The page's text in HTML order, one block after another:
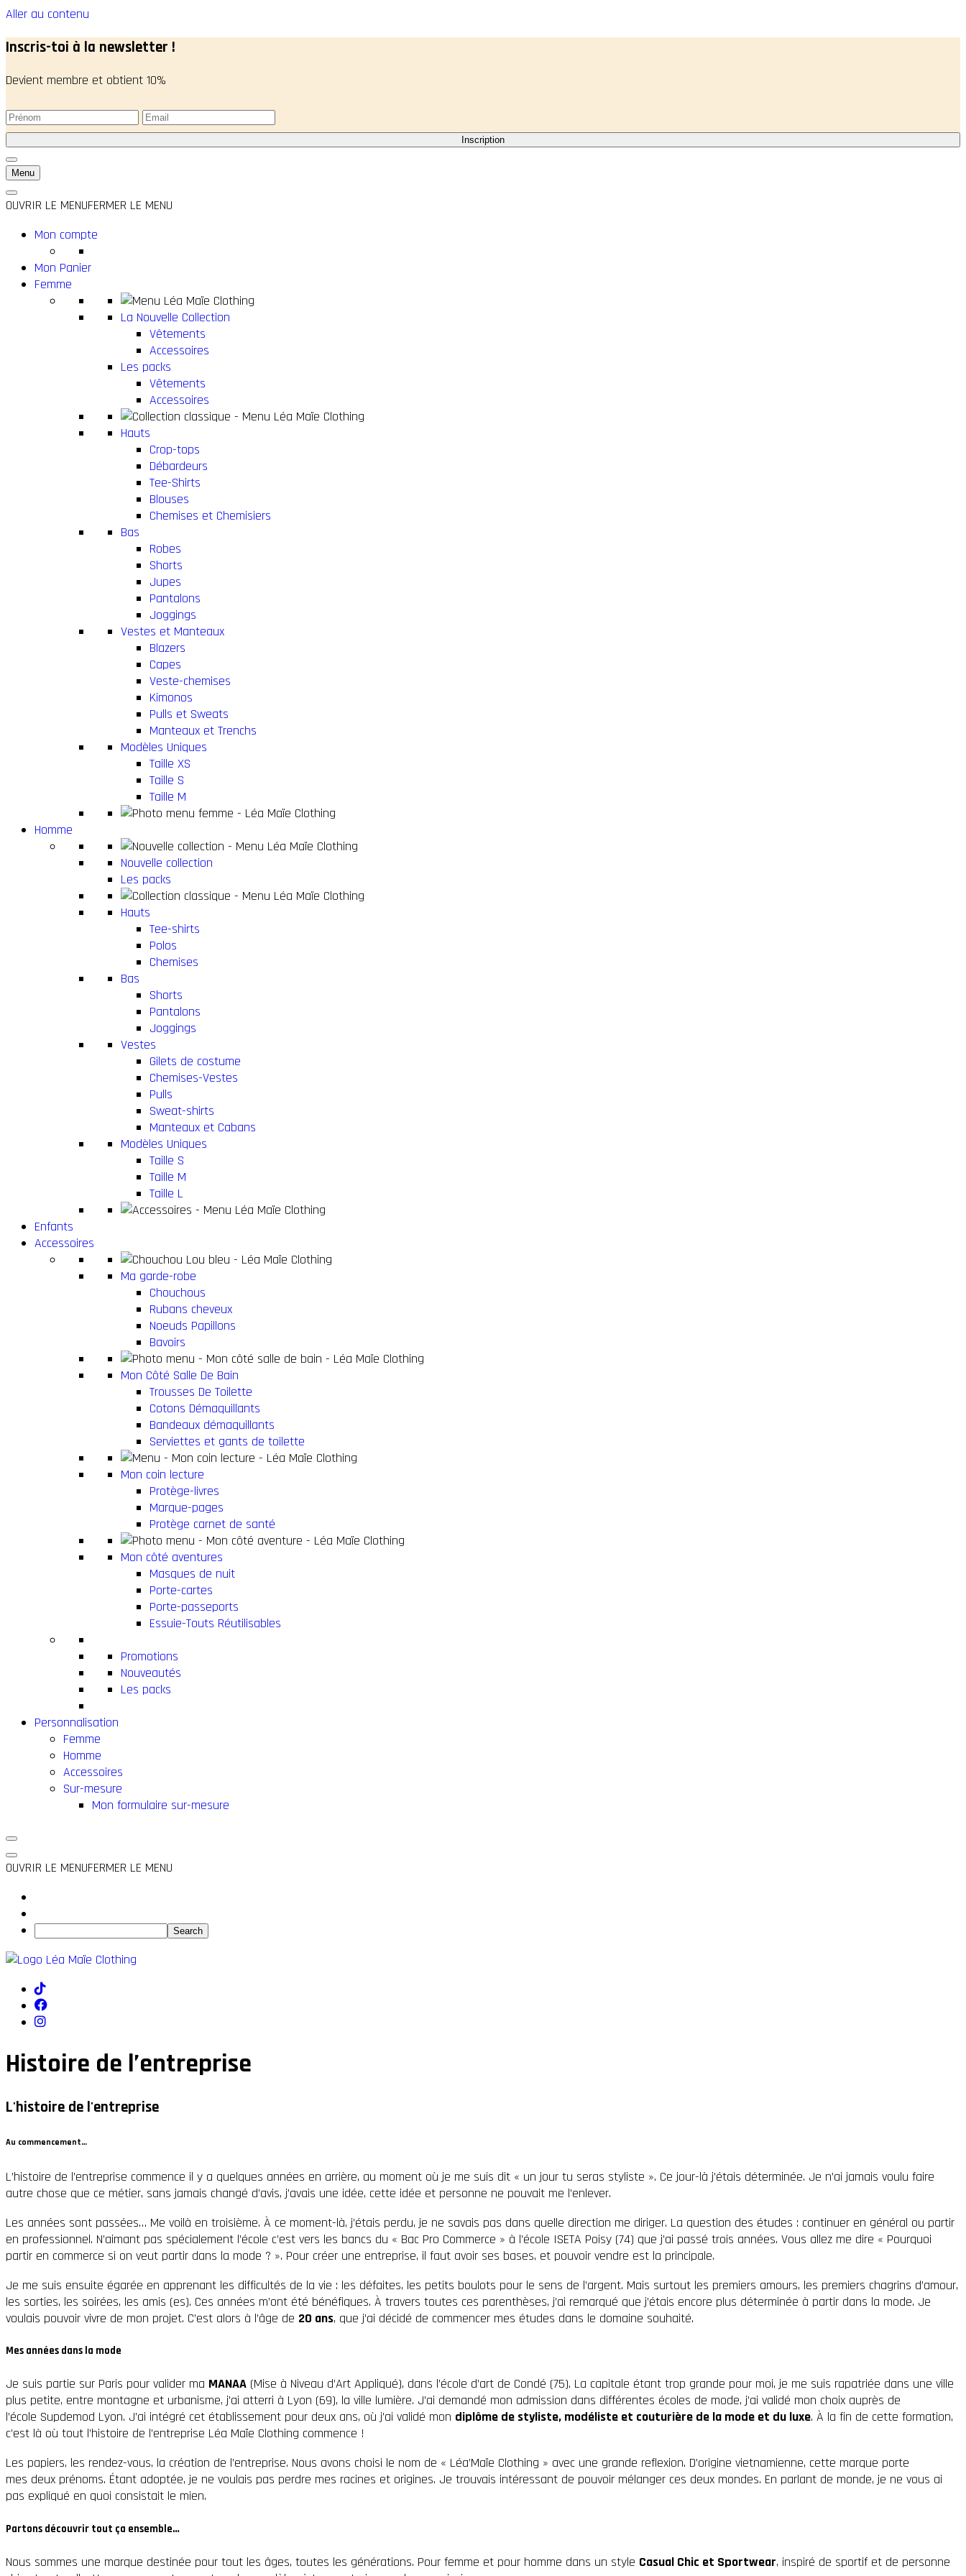
Aller au contenu
Inscris-toi à la newsletter !
Devient membre et obtient 10%
Menu
OUVRIR LE MENUFERMER LE MENU
Mon compte
Mon Panier
Femme
La Nouvelle Collection
Vêtements
Accessoires
Les packs
Vêtements
Accessoires
Hauts
Crop-tops
Débardeurs
Tee-Shirts
Blouses
Chemises et Chemisiers
Bas
Robes
Shorts
Jupes
Pantalons
Joggings
Vestes et Manteaux
Blazers
Capes
Veste-chemises
Kimonos
Pulls et Sweats
Manteaux et Trenchs
Modèles Uniques
Taille XS
Taille S
Taille M
Homme
Nouvelle collection
Les packs
Hauts
Tee-shirts
Polos
Chemises
Bas
Shorts
Pantalons
Joggings
Vestes
Gilets de costume
Chemises-Vestes
Pulls
Sweat-shirts
Manteaux et Cabans
Modèles Uniques
Taille S
Taille M
Taille L
Enfants
Accessoires
Ma garde-robe
Chouchous
Rubans cheveux
Noeuds Papillons
Bavoirs
Mon Côté Salle De Bain
Trousses De Toilette
Cotons Démaquillants
Bandeaux démaquillants
Serviettes et gants de toilette
Mon coin lecture
Protège-livres
Marque-pages
Protège carnet de santé
Mon côté aventures
Masques de nuit
Porte-cartes
Porte-passeports
Essuie-Touts Réutilisables
Promotions
Nouveautés
Les packs
Personnalisation
Femme
Homme
Accessoires
Sur-mesure
Mon formulaire sur-mesure
OUVRIR LE MENUFERMER LE MENU
Histoire de l’entreprise
L'histoire de l'entreprise
Au commencement…
L’histoire de l’entreprise commence il y a quelques années en arrière, au moment où je me suis dit « un jour tu seras styliste ». Ce jour-là j’étais déterminée. Je n’ai jamais voulu faire
autre chose que ce métier, sans jamais changé d’avis, j’avais une idée, cette idée et personne ne pouvait me l’enlever.
Les années sont passées… Me voilà en troisième. À ce moment-là, j’étais perdu, je ne savais pas dans quelle direction me diriger. La question des études : continuer en général ou partir
en professionnel. N’aimant pas spécialement l’école c’est vers les bancs du « Bac Pro Commerce » à l’école ISETA Poisy (74) que j’ai passé trois années. Vous allez me dire « Pourquoi
partir en commerce si on veut partir dans la mode ? ». Pour créer une entreprise, il faut avoir ses bases, et pouvoir vendre est la principale.
Je me suis ensuite égarée en apprenant les difficultés de la vie : les défaites, les petits boulots pour le sens de l’argent. Mais surtout les premiers amours, les premiers chagrins d’amour,
les sorties, les soirées, les amis (es). Ces années m’ont été bénéfiques. À travers toutes ces parenthèses, j’ai remarqué que j’étais encore plus déterminée à partir dans la mode. Je
voulais pouvoir vivre de mon projet. C’est alors à l’âge de 20 ans, que j’ai décidé de commencer mes études dans le domaine souhaité.
Mes années dans la mode
Je suis partie sur Paris pour valider ma MANAA (Mise à Niveau d’Art Appliqué), dans l’école d’art de Condé (75). La capitale étant trop grande pour moi, je me suis rapatriée dans une ville
plus petite, entre montagne et urbanisme, j’ai atterri à Lyon (69), la ville lumière. J’ai demandé mon admission dans différentes écoles de mode, j’ai validé mon choix auprès de
l’école Supdemod Lyon. J’ai intégré cet établissement pour deux ans, où j’ai validé mon diplôme de styliste, modéliste et couturière de la mode et du luxe. À la fin de cette formation,
c’est là où tout l’histoire de l’entreprise Léa Maïe Clothing commence !
Les papiers, les rendez-vous, la création de l’entreprise. Nous avons choisi le nom de « Léa’Maïe Clothing » avec une grande reflexion. D’origine vietnamienne, cette marque porte
mes deux prénoms. Étant adoptée, je ne voulais pas perdre mes racines et origines. Je trouvais intéressant de pouvoir mélanger ces deux mondes. En parlant de monde, je ne vous ai
pas expliqué en quoi consistait le mien.
Partons découvrir tout ça ensemble…
Nous sommes une marque destinée pour tout les âges, toutes les générations. Pour femme et pour homme dans un style Casual Chic et Sportwear, inspiré de sportif et de personne